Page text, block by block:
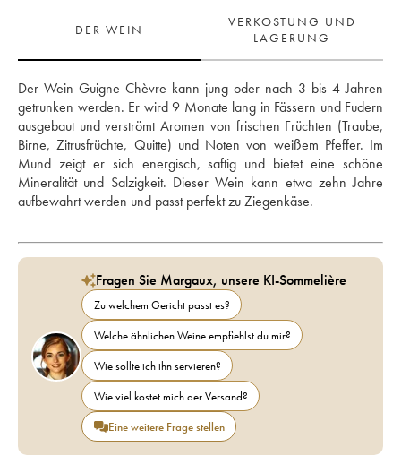
DER WEIN
VERKOSTUNG UND
LAGERUNG
Der Wein Guigne-Chèvre kann jung oder nach 3 bis 4 Jahren
getrunken werden. Er wird 9 Monate lang in Fässern und Fudern
ausgebaut und verströmt Aromen von frischen Früchten (Traube,
Birne, Zitrusfrüchte, Quitte) und Noten von weißem Pfeffer. Im
Mund zeigt er sich energisch, saftig und bietet eine schöne
Mineralität und Salzigkeit. Dieser Wein kann etwa zehn Jahre
aufbewahrt werden und passt perfekt zu Ziegenkäse.
Fragen Sie Margaux, unsere KI-Sommelière
Zu welchem Gericht passt es?
Welche ähnlichen Weine empfiehlst du mir?
Wie sollte ich ihn servieren?
Wie viel kostet mich der Versand?
Eine weitere Frage stellen